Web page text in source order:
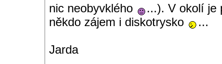
nic neobyvklého
...). V okolí je
někdo zájem i diskotrysko
...
Jarda